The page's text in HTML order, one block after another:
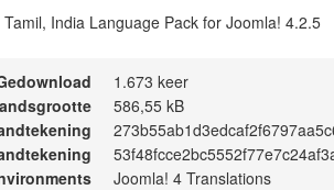
India Language Pack for Joomla! 4.2.5
1.673 keer
586,55 kB
Joomla! 4 Translations